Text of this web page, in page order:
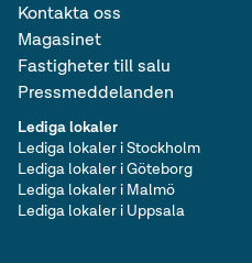
Kontakta oss
Magasinet
Fastigheter till salu
Pressmeddelanden
Lediga lokaler
Lediga lokaler i Stockholm
Lediga lokaler i Göteborg
Lediga lokaler i Malmö
Lediga lokaler i Uppsala